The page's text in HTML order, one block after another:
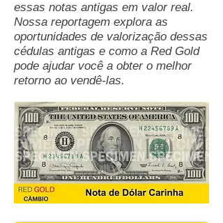
essas notas antigas em valor real.
Nossa reportagem explora as
oportunidades de valorização dessas
cédulas antigas e como a Red Gold
pode ajudar você a obter o melhor
retorno ao vendê-las.